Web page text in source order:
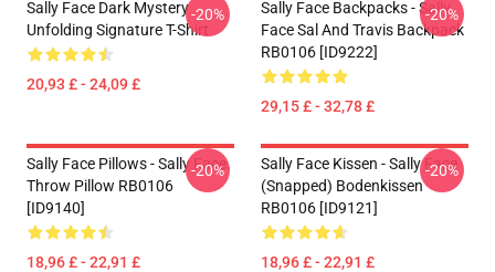
Sally Face Dark Mystery
Unfolding Signature T-Shirt
20,93 £ - 24,09 £
-20%
Sally Face Backpacks - Sally
Face Sal And Travis Backpack
RB0106 [ID9222]
29,15 £ - 32,78 £
-20%
Sally Face Pillows - Sally Face.
Throw Pillow RB0106
[ID9140]
18,96 £ - 22,91 £
-20%
Sally Face Kissen - Sally Face
(Snapped) Bodenkissen
RB0106 [ID9121]
18,96 £ - 22,91 £
-20%